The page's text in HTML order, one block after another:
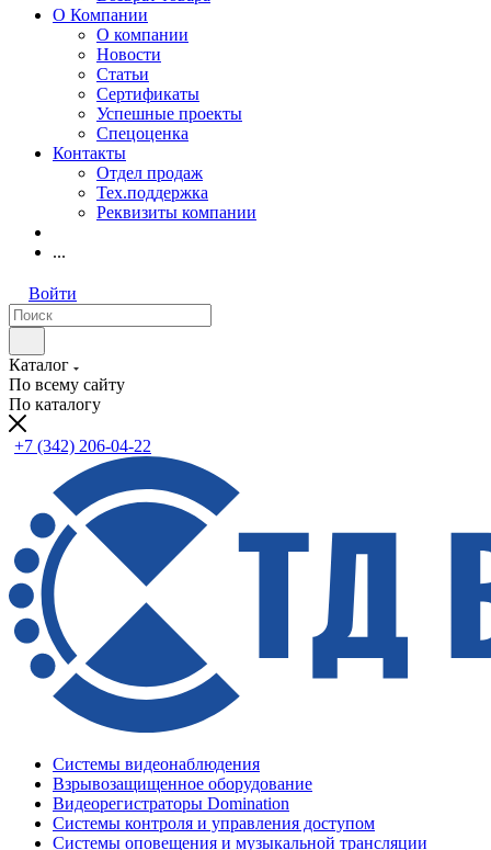
О Компании
О компании
Новости
Статьи
Сертификаты
Успешные проекты
Спецоценка
Контакты
Отдел продаж
Тех.поддержка
Реквизиты компании
...
Войти
Каталог
По всему сайту
По каталогу
+7 (342) 206-04-22
Системы видеонаблюдения
Взрывозащищенное оборудование
Видеорегистраторы Domination
Системы контроля и управления доступом
Системы оповещения и музыкальной трансляции